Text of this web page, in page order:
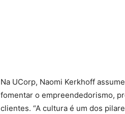
Na UCorp, Naomi Kerkhoff
fomentar o empreendedorismo,
clientes. “A cultura é um dos